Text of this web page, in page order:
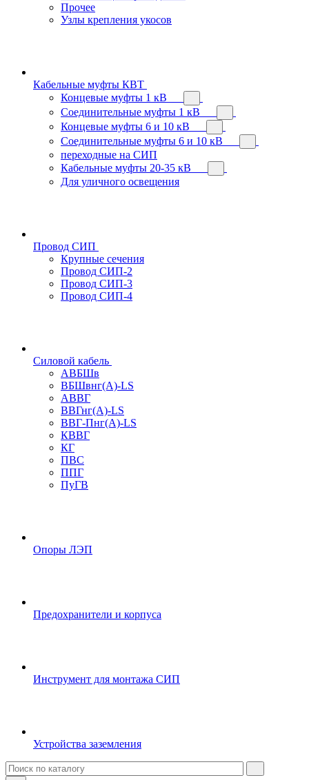
Прочее
Узлы крепления укосов
Кабельные муфты КВТ
Концевые муфты 1 кВ
Соединительные муфты 1 кВ
Концевые муфты 6 и 10 кВ
Соединительные муфты 6 и 10 кВ
переходные на СИП
Кабельные муфты 20-35 кВ
Для уличного освещения
Провод СИП
Крупные сечения
Провод СИП-2
Провод СИП-3
Провод СИП-4
Силовой кабель
АВБШв
ВБШвнг(А)-LS
АВВГ
ВВГнг(А)-LS
ВВГ-Пнг(А)-LS
КВВГ
КГ
ПВС
ППГ
ПуГВ
Опоры ЛЭП
Предохранители и корпуса
Инструмент для монтажа СИП
Устройства заземления